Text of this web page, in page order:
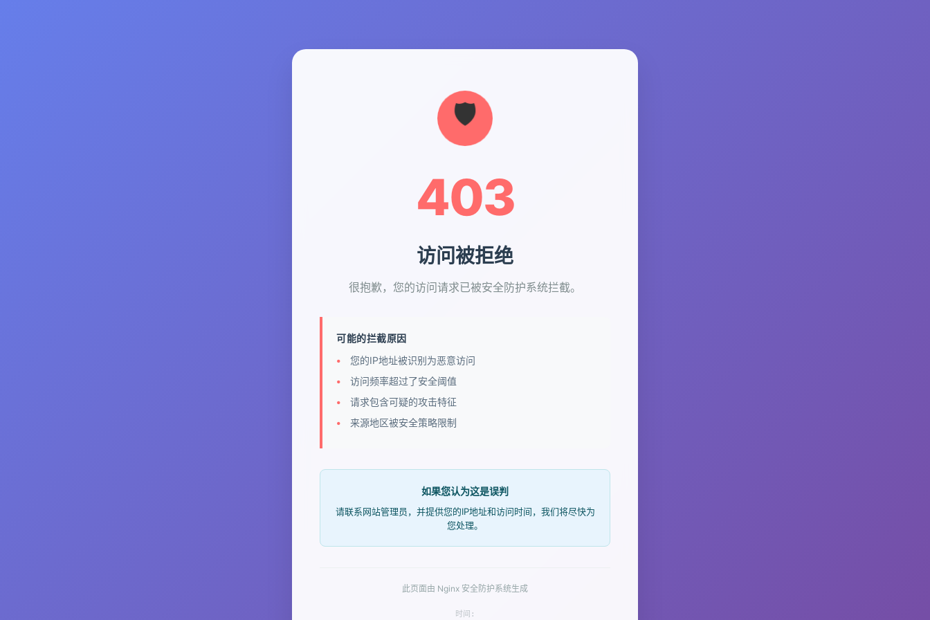
403
访问被拒绝
很抱歉，您的访问请求已被安全防护系统拦截。
可能的拦截原因
您的IP地址被识别为恶意访问
访问频率超过了安全阈值
请求包含可疑的攻击特征
来源地区被安全策略限制
如果您认为这是误判
请联系网站管理员，并提供您的IP地址和访问时间，我们将尽快为
您处理。
此页面由 Nginx 安全防护系统生成
时间: